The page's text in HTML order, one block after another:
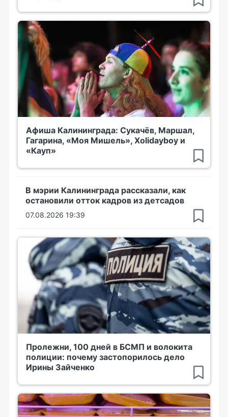
Афиша Калининграда: Сукачёв, Маршал,
Гагарина, «Моя Мишель», Xolidayboy и
«Кауп»
В мэрии Калининграда рассказали, как
остановили отток кадров из детсадов
07.08.2026 19:39
Пролежни, 100 дней в БСМП и волокита
полиции: почему застопорилось дело
Ирины Зайченко